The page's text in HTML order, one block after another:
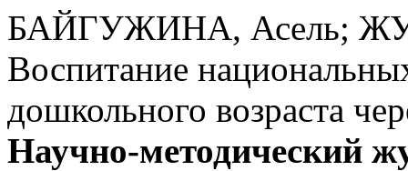
БАЙГУЖИНА, Асель;
Воспитание
дошкольного возраста
Научно-методический